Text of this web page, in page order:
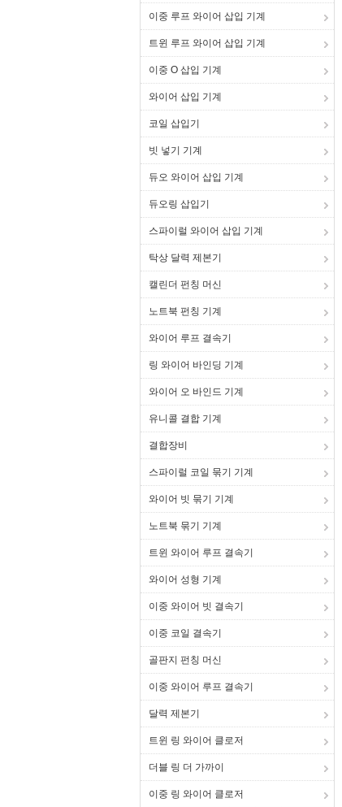
이중 루프 와이어 삽입 기계
트윈 루프 와이어 삽입 기계
이중 O 삽입 기계
와이어 삽입 기계
코일 삽입기
빗 넣기 기계
듀오 와이어 삽입 기계
듀오링 삽입기
스파이럴 와이어 삽입 기계
탁상 달력 제본기
캘린더 펀칭 머신
노트북 펀칭 기계
와이어 루프 결속기
링 와이어 바인딩 기계
와이어 오 바인드 기계
유니콜 결합 기계
결합장비
스파이럴 코일 묶기 기계
와이어 빗 묶기 기계
노트북 묶기 기계
트윈 와이어 루프 결속기
와이어 성형 기계
이중 와이어 빗 결속기
이중 코일 결속기
골판지 펀칭 머신
이중 와이어 루프 결속기
달력 제본기
트윈 링 와이어 클로저
더블 링 더 가까이
이중 링 와이어 클로저